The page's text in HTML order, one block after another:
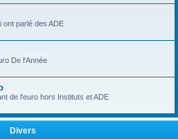
ont parlé des ADE
De l'Année
de l'euro hors Instituts et ADE
Divers